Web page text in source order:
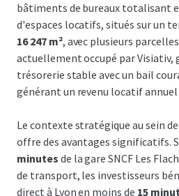
bâtiments de bureaux totalisant
d'espaces locatifs, situés sur un
16 247 m², avec plusieurs
actuellement occupé par Visiativ,
trésorerie stable avec un bail
générant un revenu locatif annuel
Le contexte stratégique au sein
offre des avantages significatifs.
minutes de la gare SNCF Les
de transport, les investisseurs
direct à Lyon en moins de 15